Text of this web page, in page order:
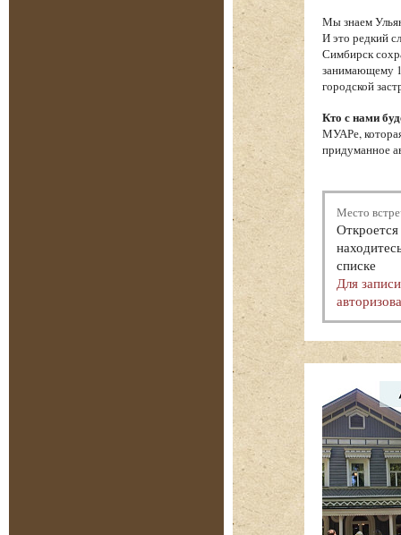
Мы знаем
И это редкий
Симбирск
занимающему
городской
Кто с нами
МУАРе,
придуманное
Место
списке
Для